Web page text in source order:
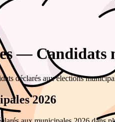
— Candidats
déclarés aux élections
2026